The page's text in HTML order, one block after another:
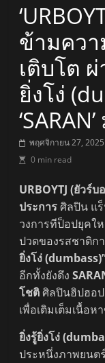
ข้ามควา
เติบโต ผ่
ยิ่งโง่
พฤศจิกายน 27, 2025
0 min read
URBOYTJ (ยัวร์บ
ประการศิลปิน แ
วงการทีป็อปยุคใ
ปวดของรสชาติก
ยิ่งโง่
อีกทั้งยังดึง
โชติศิลปินฮิปฮอ
เพื่อเติมเต็มเนื้อ
ยิ่งรู้ยิ่งโง่ (
ประหนึ่งภาพยนต